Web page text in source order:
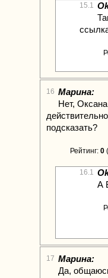
15.1
16 Марина:
Нет,
подсказать?
Рейтинг: 0
16.1
А
17 Марина:
Да,